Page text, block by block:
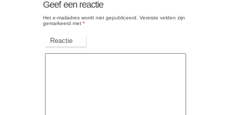
Geef een reactie
Het e-mailadres wordt niet gepubliceerd.
Vereiste velden zijn
gemarkeerd met *
Reactie